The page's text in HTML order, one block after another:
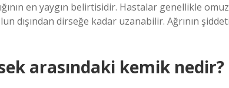
en yaygın belirtisidir. Hastalar genellikle
dışından dirseğe kadar uzanabilir. Ağrının
arasındaki kemik nedir?